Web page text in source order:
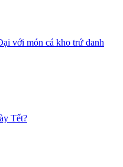
với món cá kho trứ danh
Tết?